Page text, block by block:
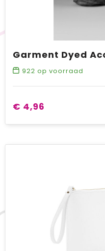
Garment Dyed
922 op voorraad
€ 4,96